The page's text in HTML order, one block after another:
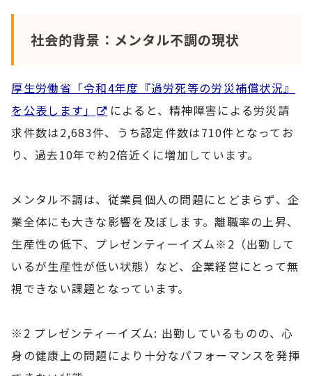
社会的背景：メンタル不調の現状
厚生労働省「令和4年度『過労死等の労災補償状況』
を公表します」
によると、精神障害による労災請
求件数は2,683件、うち認定件数は710件となってお
り、過去10年で約2倍近くに増加しています。
メンタル不調は、従業員個人の問題にとどまらず、企
業全体にも大きな影響を及ぼします。離職率の上昇、
生産性の低下、プレゼンティーイズム※2（出勤して
いるが生産性が低い状態）など、企業経営にとって無
視できない課題となっています。
※2 プレゼンティーイズム: 出勤しているものの、心
身の健康上の問題により十分なパフォーマンスを発揮